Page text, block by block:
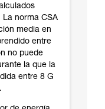
norma CSA
media en
entre
no puede
la que la
entre 8 G